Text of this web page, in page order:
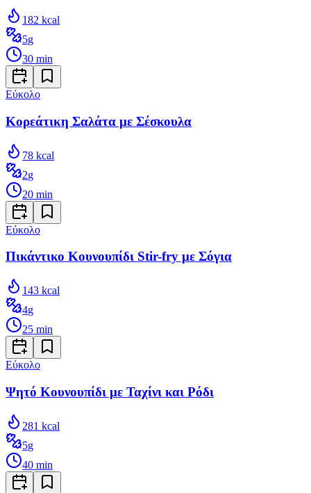
182 kcal
5g
30 min
Εύκολο
Κορεάτικη Σαλάτα με Σέσκουλα
78 kcal
2g
20 min
Εύκολο
Πικάντικο Κουνουπίδι Stir-fry με Σόγια
143 kcal
4g
25 min
Εύκολο
Ψητό Κουνουπίδι με Ταχίνι και Ρόδι
281 kcal
5g
40 min